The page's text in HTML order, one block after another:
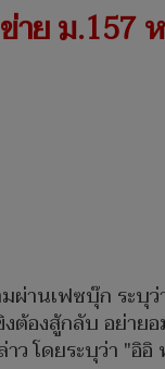
าย ม.157
านเฟซบุ๊ก ระบุว่
ต้องสู้กลับ อย่าย
โดยระบุว่า "อิอิ